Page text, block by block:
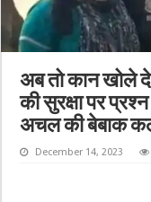
अब तो कान खोले
की सुरक्षा पर
अचल की बेबाक
December 14, 2023